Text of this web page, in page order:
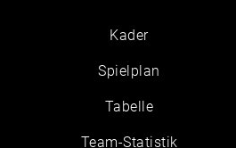
Kader
Spielplan
Tabelle
Team-Statistik